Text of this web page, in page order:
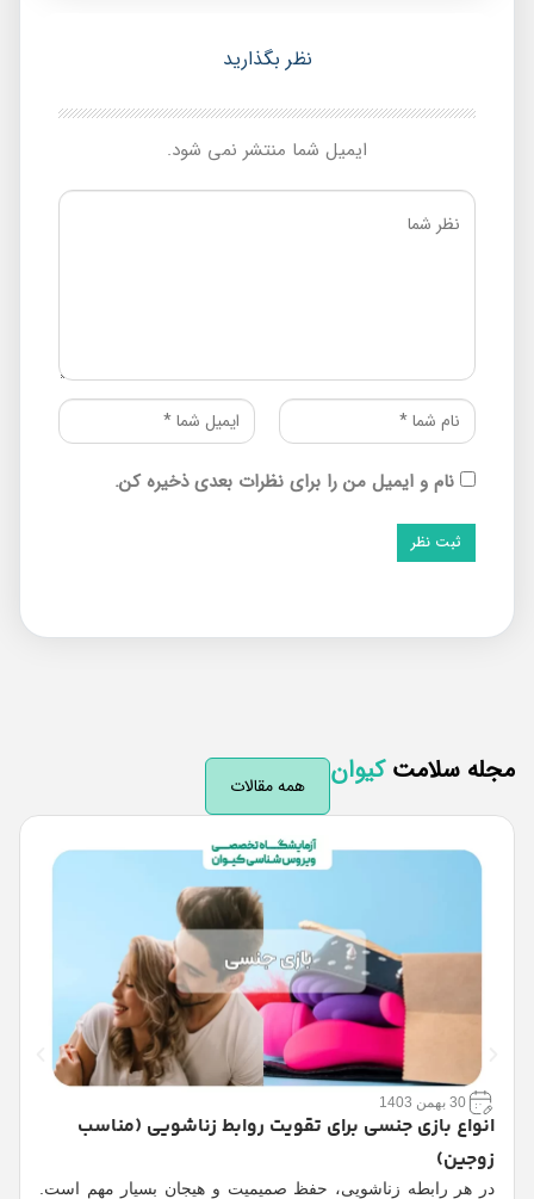
نظر بگذارید
ایمیل شما منتشر نمی شود.
نام و ایمیل من را برای نظرات بعدی ذخیره کن.
سلامتکیوان همه مقالات
30 بهمن 1403
انواع بازی‌ جنسی برای تقویت روابط زناشویی (مناسب
زوجین)
در هر رابطه زناشویی، حفظ صمیمیت و هیجان بسیار مهم است.